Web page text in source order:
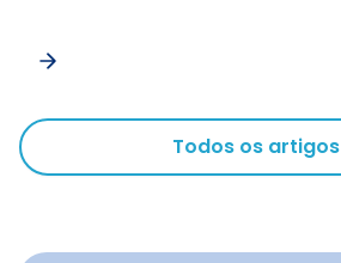
Todos os artigos